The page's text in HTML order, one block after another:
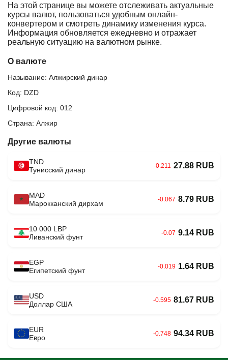
На этой странице вы можете отслеживать актуальные
курсы валют, пользоваться удобным онлайн-
конвертером и смотреть динамику изменения курса.
Информация обновляется ежедневно и отражает
реальную ситуацию на валютном рынке.
О валюте
Называние: Алжирский динар
Код: DZD
Цифровой код: 012
Страна: Алжир
Другие валюты
TND
Тунисский динар
-0.211 27.88 RUB
MAD
Марокканский дирхам
-0.067 8.79 RUB
10 000 LBP
Ливанский фунт
-0.07 9.14 RUB
EGP
Египетский фунт
-0.019 1.64 RUB
USD
Доллар США
-0.595 81.67 RUB
EUR
Евро
-0.748 94.34 RUB